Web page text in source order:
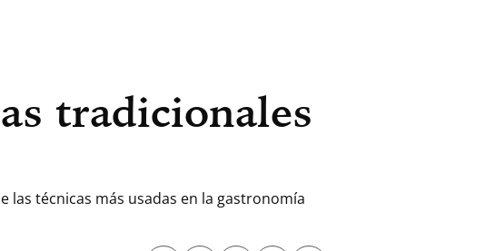
tradicionales
las técnicas más usadas en la gastronomía